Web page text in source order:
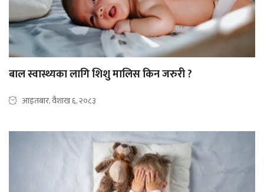
बाल स्वास्थ्यका लागि शिशु मालिस किन जरुरी ?
आइतबार, वैशाख ६, २०८३